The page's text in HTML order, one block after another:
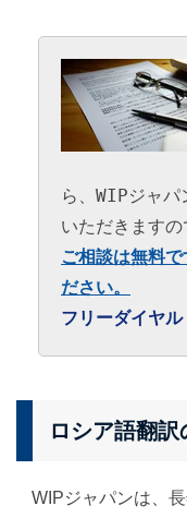
ら、WIPジャパ
いただきますの
ご相談は無料
ださい。
フリーダイヤ
ロシア語翻
WIPジャパンは、